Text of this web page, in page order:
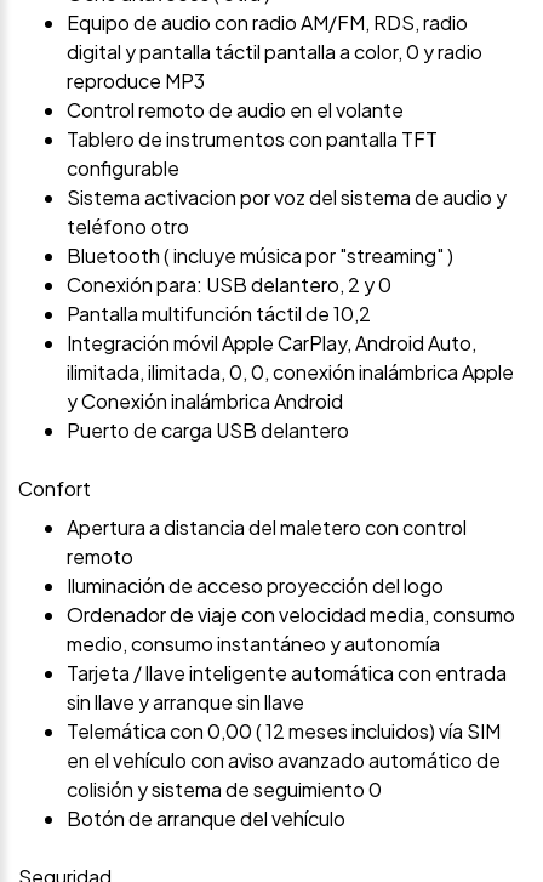
Equipo de audio con radio AM/FM, RDS, radio
digital y pantalla táctil pantalla a color, 0 y radio
reproduce MP3
Control remoto de audio en el volante
Tablero de instrumentos con pantalla TFT
configurable
Sistema activacion por voz del sistema de audio y
teléfono otro
Bluetooth ( incluye música por "streaming" )
Conexión para: USB delantero, 2 y 0
Pantalla multifunción táctil de 10,2
Integración móvil Apple CarPlay, Android Auto,
ilimitada, ilimitada, 0, 0, conexión inalámbrica Apple
y Conexión inalámbrica Android
Puerto de carga USB delantero
Confort
Apertura a distancia del maletero con control
remoto
Iluminación de acceso proyección del logo
Ordenador de viaje con velocidad media, consumo
medio, consumo instantáneo y autonomía
Tarjeta / llave inteligente automática con entrada
sin llave y arranque sin llave
Telemática con 0,00 ( 12 meses incluidos) vía SIM
en el vehículo con aviso avanzado automático de
colisión y sistema de seguimiento 0
Botón de arranque del vehículo
Seguridad